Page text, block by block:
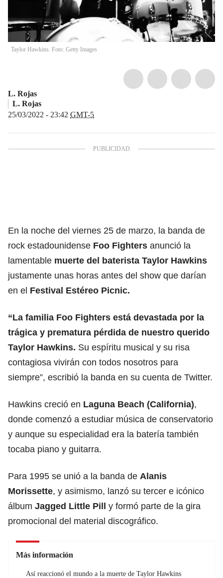
Taylor Hawkins. Foto: Getty Images
L. Rojas
L. Rojas
25/03/2022 - 23:42 GMT-5
En la noche del viernes 25 de marzo, la banda de
rock estadounidense Foo Fighters anunció la
lamentable muerte del baterista Taylor Hawkins
justamente unas horas antes del show que darían
en el Festival Estéreo Picnic.
“La familia Foo Fighters está devastada por la
trágica y prematura pérdida de nuestro querido
Taylor Hawkins. Su espíritu musical y su risa
contagiosa vivirán con todos nosotros para
siempre”, escribió la banda en su cuenta de Twitter.
Hawkins creció en Laguna Beach (California),
donde comenzó a estudiar música de conservatorio
y aunque su especialidad era la batería también
tocaba piano y guitarra.
Para 1995 se unió a la banda de Alanis
Morissette, y asimismo, lanzó su tercer e icónico
álbum Jagged Little Pill y formó parte de la gira
promocional del material discográfico.
Más información
Así reaccionó el mundo a la muerte de Taylor Hawkins